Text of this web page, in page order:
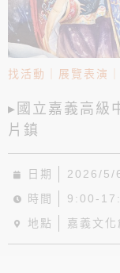
找活動 展覽表演
▸國立嘉義高級
片鎮
日期
2026/5/
時間
9:00-
地點
嘉義文